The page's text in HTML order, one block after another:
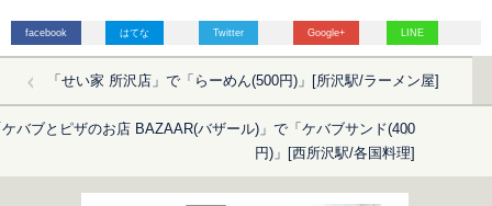
facebook はてな Twitter Google+ LINE
「せい家 所沢店」で「らーめん(500円)」[所沢駅/ラーメン屋]
バブとピザのお店 BAZAAR(バザール)」で「ケバブサンド(400
円)」[西所沢駅/各国料理]